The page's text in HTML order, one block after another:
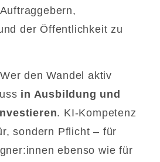
der Öffentlichkeit zu
den Wandel aktiv
in Ausbildung und
. KI-Kompetenz
sondern Pflicht – für
ebenso wie für